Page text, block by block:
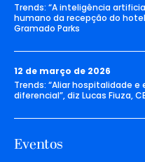
Trends: “A inteligência
humano da recepção do
Gramado Parks
12 de março de 2026
Trends: “Aliar hospitalidade
diferencial”, diz Lucas Fiuza,
Eventos